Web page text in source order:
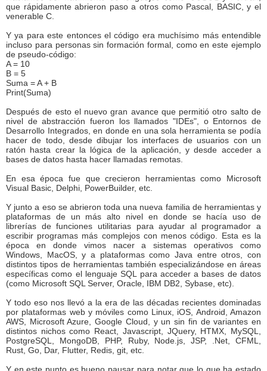
que rápidamente abrieron paso a otros como Pascal, BASIC, y el
venerable C.
Y ya para este entonces el código era muchísimo más entendible
incluso para personas sin formación formal, como en este ejemplo
de pseudo-código:
A = 10
B = 5
Suma = A + B
Print(Suma)
Después de esto el nuevo gran avance que permitió otro salto de
nivel de abstracción fueron los llamados "IDEs", o Entornos de
Desarrollo Integrados, en donde en una sola herramienta se podía
hacer de todo, desde dibujar los interfaces de usuarios con un
ratón hasta crear la lógica de la aplicación, y desde acceder a
bases de datos hasta hacer llamadas remotas.
En esa época fue que crecieron herramientas como Microsoft
Visual Basic, Delphi, PowerBuilder, etc.
Y junto a eso se abrieron toda una nueva familia de herramientas y
plataformas de un más alto nivel en donde se hacía uso de
librerías de funciones utilitarias para ayudar al programador a
escribir programas más complejos con menos código. Esta es la
época en donde vimos nacer a sistemas operativos como
Windows, MacOS, y a plataformas como Java entre otros, con
distintos tipos de herramientas también especializándose en áreas
específicas como el lenguaje SQL para acceder a bases de datos
(como Microsoft SQL Server, Oracle, IBM DB2, Sybase, etc).
Y todo eso nos llevó a la era de las décadas recientes dominadas
por plataformas web y móviles como Linux, iOS, Android, Amazon
AWS, Microsoft Azure, Google Cloud, y un sin fin de variantes en
distintos nichos como React, Javascript, JQuery, HTMX, MySQL,
PostgreSQL, MongoDB, PHP, Ruby, Node.js, JSP, .Net, CFML,
Rust, Go, Dar, Flutter, Redis, git, etc.